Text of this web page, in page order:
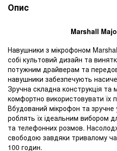
Опис
Marshall
Навушники з мікрофоном
собі культовий дизайн та
потужним драйверам та
навушники забезпечують
Зручна складна конструкція
комфортно використовувати їх
Вбудований мікрофон та зручне
роблять їх ідеальним вибором
та телефонних розмов.
свободою завдяки тривалому
100 годин.